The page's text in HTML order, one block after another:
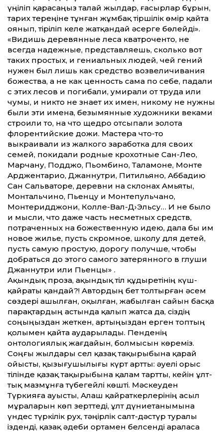
үңіліп қарасаңыз талай жылдар, ғасырлар бұрын,
тарих тереңіне тұнған жұмбақ тіршілік өмір қайта
оянып, тіріліп келе жатқандай әсерге бөлейді».
«Видишь деревянные леса кватроченто, не
всегда надежные, представляешь, сколько вот
таких простых, и гениальных людей, чей гений
нужен был лишь как средство возвеличивания
божества, а не как ценность сама по себе, падали
с этих лесов и погибали, умирали от труда или
чумы, и никто не знает их имен, никому не нужны
были эти имена, безымянные художники веками
строили то, на что щедро отсыпали золота
флорентийские дожи. Мастера что-то
выкраивали из жалкого заработка для своих
семей, покидали родные крохотные Сан-Лео,
Марчану, Подджо, Пьомбино, Таламоне, Монте
Арджентарио, Джаннутри, Питильяно, Аббадию
Сан Сальваторе, деревни на склонах Амьяты,
Монтальчино, Пьенцу и Монтепульчано,
Монтеридджони, Колле-Вал-Д›Эльсу… И не было
и мысли, что даже часть несметных средств,
потраченных на божественную идею, дала бы им
новое жилье, пусть скромное, школу для детей,
пусть самую простую, дорогу получше, чтобы
добраться до этого самого затерянного в глуши
Джаннутри или Пьенцы» .
Ақындық проза, ақындық тіл құдыретінің күш-
қайраты қандай?! Автордың бет толтырған әсем
сөздері ашылған, оқылған, жабылған сайын басқа
парақтардың астында қалып жатса да, сіздің
соңыңыздан жеткен, артыңыздан ерген топтың
қолымен қайта аударылады. Пенденің
онтологиялық жағдайын, болмысын көреміз.
Соңғы жылдары Әсел қазақ тақырыбына қарай
ойысты, қызығушылығы күрт арт­ты: әуелі орыс
тілінде қазақ тақырыбына қалам тарт­ты, кейін ұлт­
тық мазмұнға түбегейлі көшті. Мәскеуден
Түркияға ауысты, Алаш қайраткерлерінің асыл
мұраларын көп зерт­теді, ұлт дүниетанымына
үндес түркілік рух, тәңірлік салт-дәстүр туралы
ізденді, қазақ әдеби ортамен белсенді араласа